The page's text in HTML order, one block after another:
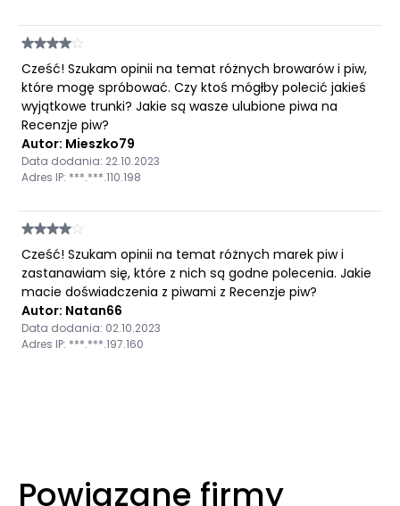
Cześć! Szukam opinii na temat różnych browarów i piw,
które mogę spróbować. Czy ktoś mógłby polecić jakieś
wyjątkowe trunki? Jakie są wasze ulubione piwa na
Recenzje piw?
Autor: Mieszko79
Data dodania: 22.10.2023
Adres IP: ***.***.110.198
Cześć! Szukam opinii na temat różnych marek piw i
zastanawiam się, które z nich są godne polecenia. Jakie
macie doświadczenia z piwami z Recenzje piw?
Autor: Natan66
Data dodania: 02.10.2023
Adres IP: ***.***.197.160
Powiązane firmy